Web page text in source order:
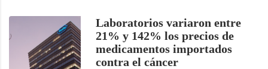
Laboratorios variaron entre
21% y 142% los precios de
medicamentos importados
contra el cáncer